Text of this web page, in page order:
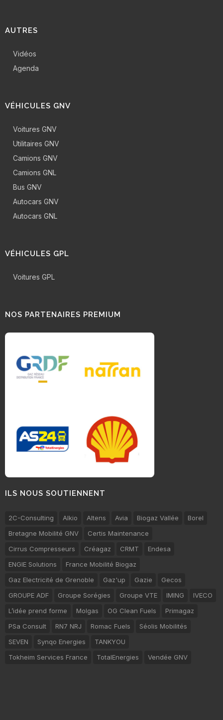
AUTRES
Vidéos
Agenda
VÉHICULES GNV
Voitures GNV
Utilitaires GNV
Camions GNV
Camions GNL
Bus GNV
Autocars GNV
Autocars GNL
VÉHICULES GPL
Voitures GPL
NOS PARTENAIRES PREMIUM
ILS NOUS SOUTIENNENT
2C-Consulting Alkio Altens Avia Biogaz Vallée
Borel
Bretagne Mobilité GNV
Certis Maintenance
Cirrus Compresseurs
Créagaz CRMT
Endesa
ENGIE Solutions
France Mobilité Biogaz
Gaz Electricité de Grenoble
Gaz'up Gazie
Gecos
GROUPE ADF
Groupe Sorégies Groupe VTE IMING
IVECO
L’idée prend forme
Molgas OG Clean Fuels
Primagaz
PSa Consult
RN7 NRJ Romac Fuels
Séolis Mobilités
SEVEN
Synqo Energies
TANKYOU
Tokheim Services France
TotalEnergies Vendée GNV